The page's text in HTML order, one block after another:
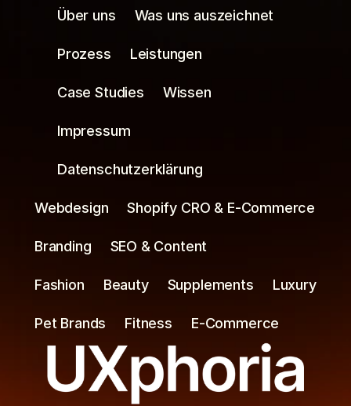
Über uns
Was uns auszeichnet
Prozess Leistungen
Case Studies Wissen
Impressum
Datenschutzerklärung
Webdesign Shopify CRO & E-Commerce
Branding SEO & Content
Fashion Beauty Supplements Luxury
Pet Brands Fitness E-Commerce